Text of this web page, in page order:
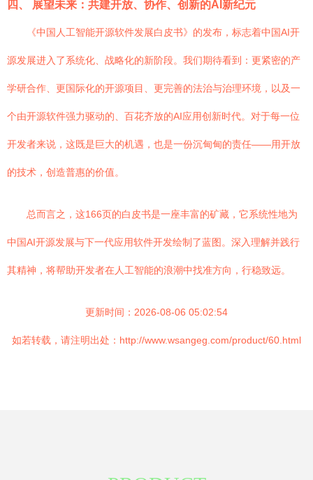
四、 展望未来：共建开放、协作、创新的AI新纪元
《中国人工智能开源软件发展白皮书》的发布，标志着中国AI开
源发展进入了系统化、战略化的新阶段。我们期待看到：更紧密的产
学研合作、更国际化的开源项目、更完善的法治与治理环境，以及一
个由开源软件强力驱动的、百花齐放的AI应用创新时代。对于每一位
开发者来说，这既是巨大的机遇，也是一份沉甸甸的责任——用开放
的技术，创造普惠的价值。
总而言之，这166页的白皮书是一座丰富的矿藏，它系统性地为
中国AI开源发展与下一代应用软件开发绘制了蓝图。深入理解并践行
其精神，将帮助开发者在人工智能的浪潮中找准方向，行稳致远。
更新时间：2026-08-06 05:02:54
如若转载，请注明出处：http://www.wsangeg.com/product/60.html